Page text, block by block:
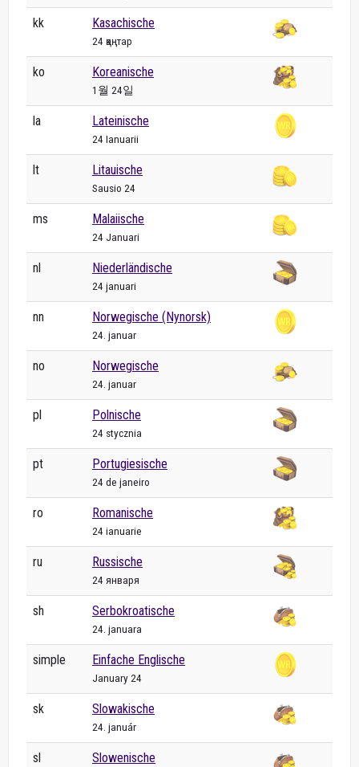
kk Kasachische
24 қаңтар
ko Koreanische
1월 24일
la Lateinische
24 Ianuarii
lt Litauische
Sausio 24
ms Malaiische
24 Januari
nl Niederländische
24 januari
nn Norwegische (Nynorsk)
24. januar
no Norwegische
24. januar
pl Polnische
24 stycznia
pt Portugiesische
24 de janeiro
ro Romanische
24 ianuarie
ru Russische
24 января
sh Serbokroatische
24. januara
simple Einfache Englische
January 24
sk Slowakische
24. január
sl Slowenische